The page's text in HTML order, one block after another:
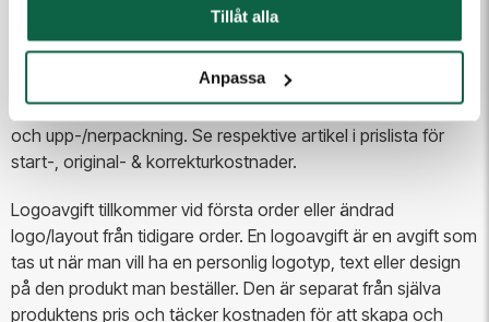
Tillåt alla
Anpassa
Vi hanterar många olika artiklar med varierande märkning
och teknik, vilket kan medföra extra kostnader, t.ex.
startkostnad, schablon, återuppsättning, snabborderavgift
och upp-/nerpackning. Se respektive artikel i prislista för
start-, original- & korrekturkostnader.
Logoavgift tillkommer vid första order eller ändrad
logo/layout från tidigare order. En logoavgift är en avgift som
tas ut när man vill ha en personlig logotyp, text eller design
på den produkt man beställer. Den är separat från själva
produktens pris och täcker kostnaden för att skapa och